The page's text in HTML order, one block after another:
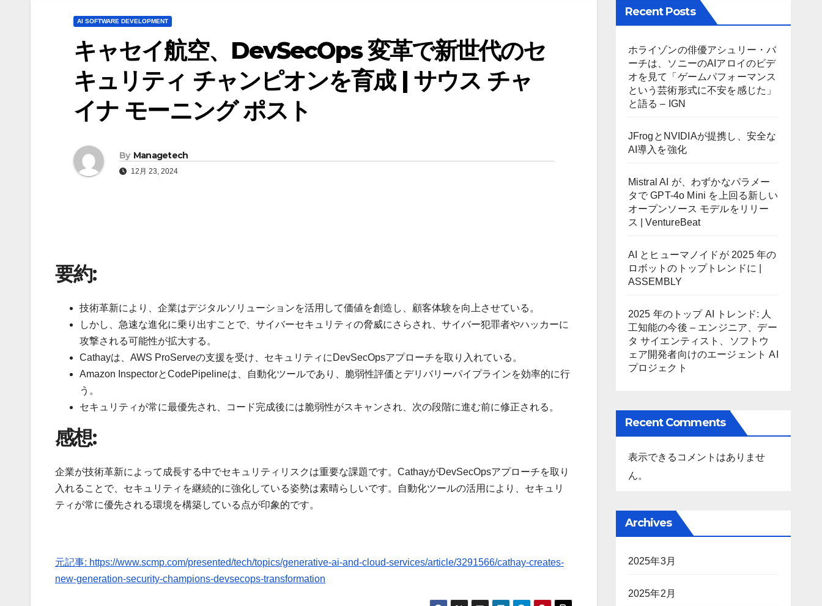
AI SOFTWARE DEVELOPMENT
キャセイ航空、DevSecOps 変革で新世代のセ
キュリティ チャンピオンを育成 | サウス チャ
イナ モーニング ポスト
By Managetech
12月 23, 2024
要約:
技術革新により、企業はデジタルソリューションを活用して価値を創造し、顧客体験を向上させている。
しかし、急速な進化に乗り出すことで、サイバーセキュリティの脅威にさらされ、サイバー犯罪者やハッカーに
攻撃される可能性が拡大する。
Cathayは、AWS ProServeの支援を受け、セキュリティにDevSecOpsアプローチを取り入れている。
Amazon InspectorとCodePipelineは、自動化ツールであり、脆弱性評価とデリバリーパイプラインを効率的に行
う。
セキュリティが常に最優先され、コード完成後には脆弱性がスキャンされ、次の段階に進む前に修正される。
感想:
企業が技術革新によって成長する中でセキュリティリスクは重要な課題です。CathayがDevSecOpsアプローチを取り
入れることで、セキュリティを継続的に強化している姿勢は素晴らしいです。自動化ツールの活用により、セキュリ
ティが常に優先される環境を構築している点が印象的です。
元記事: https://www.scmp.com/presented/tech/topics/generative-ai-and-cloud-services/article/3291566/cathay-creates-
new-generation-security-champions-devsecops-transformation
Recent Posts
ホライゾンの俳優アシュリー・バ
ーチは、ソニーのAIアロイのビデ
オを見て「ゲームパフォーマンス
という芸術形式に不安を感じた」
と語る – IGN
JFrogとNVIDIAが提携し、安全な
AI導入を強化
Mistral AI が、わずかなパラメー
タで GPT-4o Mini を上回る新しい
オープンソース モデルをリリー
ス | VentureBeat
AI とヒューマノイドが 2025 年の
ロボットのトップトレンドに |
ASSEMBLY
2025 年のトップ AI トレンド: 人
工知能の今後 – エンジニア、デー
タ サイエンティスト、ソフトウ
ェア開発者向けのエージェント AI
プロジェクト
Recent Comments
表示できるコメントはありませ
ん。
Archives
2025年3月
2025年2月